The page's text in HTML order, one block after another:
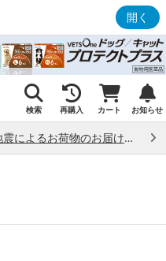
開く
検索 再購入 カート お知らせ
熊本県熊本地方で発生した地震によるお荷物のお届け状況について （7/28）